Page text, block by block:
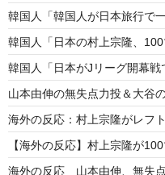
韓国人「韓国人が日本旅行で
韓国人「日本の村上宗隆、
韓国人「日本がJリーグ開幕
山本由伸の無失点力投＆大谷
海外の反応：村上宗隆がレフ
【海外の反応】村上宗隆が
海外の反応 山本由伸、無失